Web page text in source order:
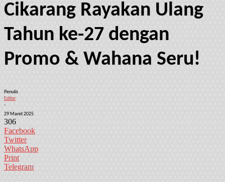
Cikarang Rayakan Ulang
Tahun ke-27 dengan
Promo & Wahana Seru!
Penulis
Editor
-
29 Maret 2025
306
Facebook
Twitter
WhatsApp
Print
Telegram